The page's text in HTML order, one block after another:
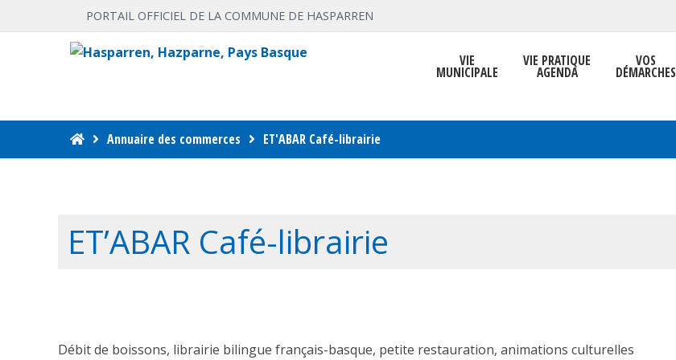
PORTAIL OFFICIEL DE LA COMMUNE DE HASPARREN
VIE
MUNICIPALE
VIE PRATIQUE
AGENDA
VOS
DÉMARCHES
Annuaire des commerces ET'ABAR Café-librairie
ET’ABAR Café-librairie
Débit de boissons, librairie bilingue français-basque, petite restauration, animations culturelles